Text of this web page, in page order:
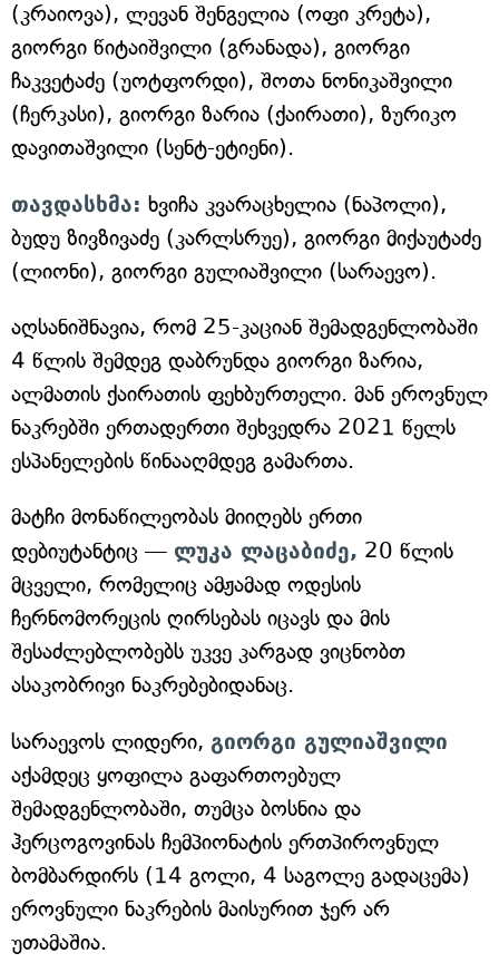
(კრაიოვა), ლევან შენგელია (ოფი კრეტა),
გიორგი წიტაიშვილი (გრანადა), გიორგი
ჩაკვეტაძე (უოტფორდი), შოთა ნონიკაშვილი
(ჩერკასი), გიორგი ზარია (ქაირათი), ზურიკო
დავითაშვილი (სენტ-ეტიენი).
თავდასხმა: ხვიჩა კვარაცხელია (ნაპოლი),
ბუდუ ზივზივაძე (კარლსრუე), გიორგი მიქაუტაძე
(ლიონი), გიორგი გულიაშვილი (სარაევო).
აღსანიშნავია, რომ 25-კაციან შემადგენლობაში
4 წლის შემდეგ დაბრუნდა გიორგი ზარია,
ალმათის ქაირათის ფეხბურთელი. მან ეროვნულ
ნაკრებში ერთადერთი შეხვედრა 2021 წელს
ესპანელების წინააღმდეგ გამართა.
მატჩი მონაწილეობას მიიღებს ერთი
დებიუტანტიც — ლუკა ლაცაბიძე, 20 წლის
მცველი, რომელიც ამჟამად ოდესის
ჩერნომორეცის ღირსებას იცავს და მის
შესაძლებლობებს უკვე კარგად ვიცნობთ
ასაკობრივი ნაკრებებიდანაც.
სარაევოს ლიდერი, გიორგი გულიაშვილი
აქამდეც ყოფილა გაფართოებულ
შემადგენლობაში, თუმცა ბოსნია და
ჰერცოგოვინას ჩემპიონატის ერთპიროვნულ
ბომბარდირს (14 გოლი, 4 საგოლე გადაცემა)
ეროვნული ნაკრების მაისურით ჯერ არ
უთამაშია.